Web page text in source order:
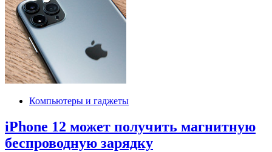
Компьютеры и гаджеты
iPhone 12 может получить магнитную
беспроводную зарядку